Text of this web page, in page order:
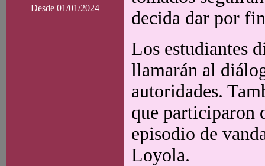
Desde 01/01/2024
decida dar por
Los estudiantes
llamarán al
autoridades.
que participaron
episodio de
Loyola.